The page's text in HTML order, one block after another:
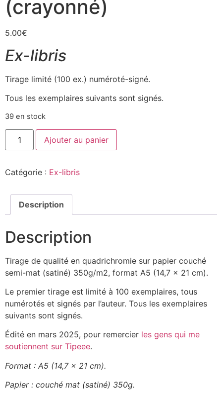
(crayonné)
5.00€
Ex-libris
Tirage limité (100 ex.) numéroté-signé.
Tous les exemplaires suivants sont signés.
39 en stock
Ajouter au panier
Catégorie : Ex-libris
Description
Description
Tirage de qualité en quadrichromie sur papier couché
semi-mat (satiné) 350g/m2, format A5 (14,7 x 21 cm).
Le premier tirage est limité à 100 exemplaires, tous
numérotés et signés par l’auteur. Tous les exemplaires
suivants sont signés.
Édité en mars 2025, pour remercier les gens qui me
soutiennent sur Tipeee.
Format : A5 (14,7 x 21 cm).
Papier : couché mat (satiné) 350g.